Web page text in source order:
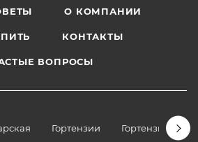
О КОМПАНИИ
КОНТАКТЫ
ВОПРОСЫ
Гортензии Гортензии